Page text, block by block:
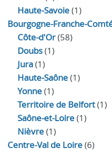
Haute-Savoie(1)
Bourgogne-Franche-
Côte-d'Or(58)
Doubs(1)
Jura(1)
Haute‑Saône(1)
Yonne(1)
Territoire de Belfort(1)
Saône-et-Loire(1)
Nièvre(1)
Centre-Val de Loire(6)